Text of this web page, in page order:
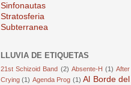
Sinfonautas
Stratosferia
Subterranea
LLUVIA DE ETIQUETAS
21st Schizoid Band (2) Absente-H (1) After
Crying (1) Agenda Prog (1) Al Borde del